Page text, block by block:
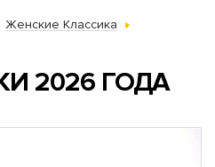
Женские Классика
2026 ГОДА